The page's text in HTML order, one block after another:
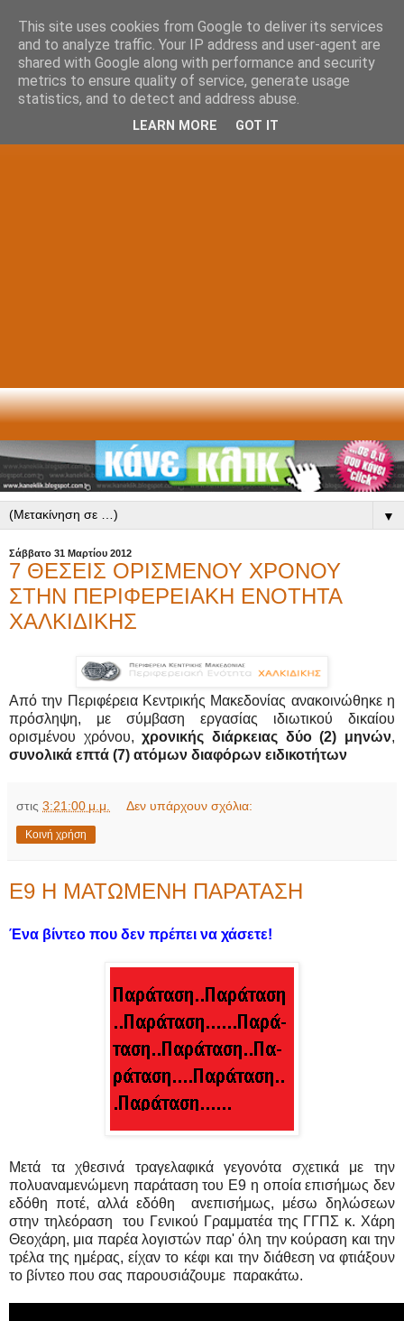
▼
Σάββατο 31 Μαρτίου 2012
7 ΘΕΣΕΙΣ ΟΡΙΣΜΕΝΟΥ ΧΡΟΝΟΥ
ΣΤΗΝ ΠΕΡΙΦΕΡΕΙΑΚΗ ΕΝΟΤΗΤΑ
ΧΑΛΚΙΔΙΚΗΣ
Από την Περιφέρεια Κεντρικής Μακεδονίας ανακοινώθηκε η
πρόσληψη, με σύμβαση εργασίας ιδιωτικού δικαίου
ορισμένου χρόνου,χρονικής διάρκειας δύο (2) μηνών,
συνολικά επτά (7) ατόμων διαφόρων ειδικοτήτων
στις 3:21:00 μ.μ. Δεν υπάρχουν σχόλια:
Κοινή χρήση
Ε9 Η ΜΑΤΩΜΕΝΗ ΠΑΡΑΤΑΣΗ
Ένα βίντεο που δεν πρέπει να χάσετε!
Μετά τα χθεσινά τραγελαφικά γεγονότα σχετικά με την
πολυαναμενώμενη παράταση του Ε9 η οποία επισήμως δεν
εδόθη ποτέ, αλλά εδόθη ανεπισήμως, μέσω δηλώσεων
στην τηλεόραση του Γενικού Γραμματέα της ΓΓΠΣ κ. Χάρη
Θεοχάρη, μια παρέα λογιστών παρ' όλη την κούραση και την
τρέλα της ημέρας, είχαν το κέφι και την διάθεση να φτιάξουν
το βίντεο που σας παρουσιάζουμε παρακάτω.
This site uses cookies from Google to deliver its services
and to analyze traffic. Your IP address and user-agent are
shared with Google along with performance and security
metrics to ensure quality of service, generate usage
statistics, and to detect and address abuse.
LEARN MORE GOT IT